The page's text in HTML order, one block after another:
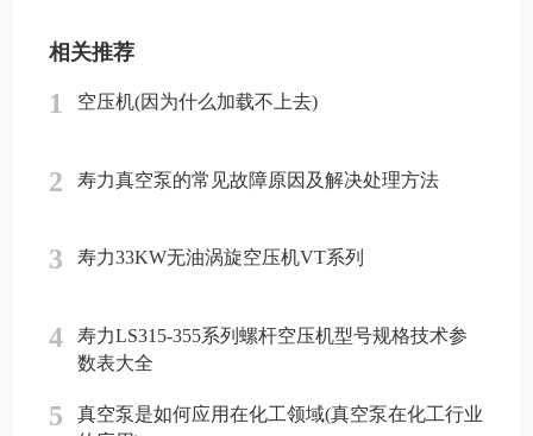
相关推荐
1 空压机(因为什么加载不上去)
2 寿力真空泵的常见故障原因及解决处理方法
3 寿力33KW无油涡旋空压机VT系列
4
寿力LS315-355系列螺杆空压机型号规格技术参
数表大全
5
真空泵是如何应用在化工领域(真空泵在化工行业